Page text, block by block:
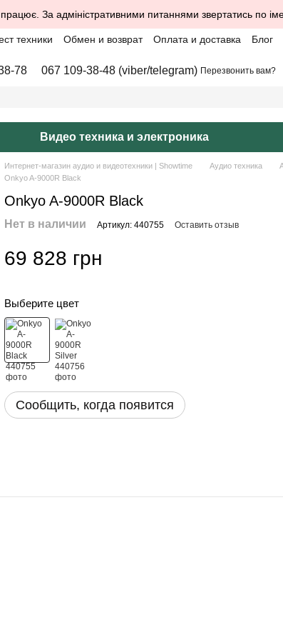
За адміністративними питаннями звертатись по
техники Обмен и возврат Оплата и доставка Блог
78 067 109-38-48 (viber/telegram) Перезвонить вам?
Видео техника и электроника
Интернет-магазин аудио и видеотехники | Showtime Аудио техника
Onkyo A-9000R Black
Onkyo A-9000R Black
Нет в наличии Артикул: 440755 Оставить отзыв
69 828 грн
Выберите цвет
Сообщить, когда появится